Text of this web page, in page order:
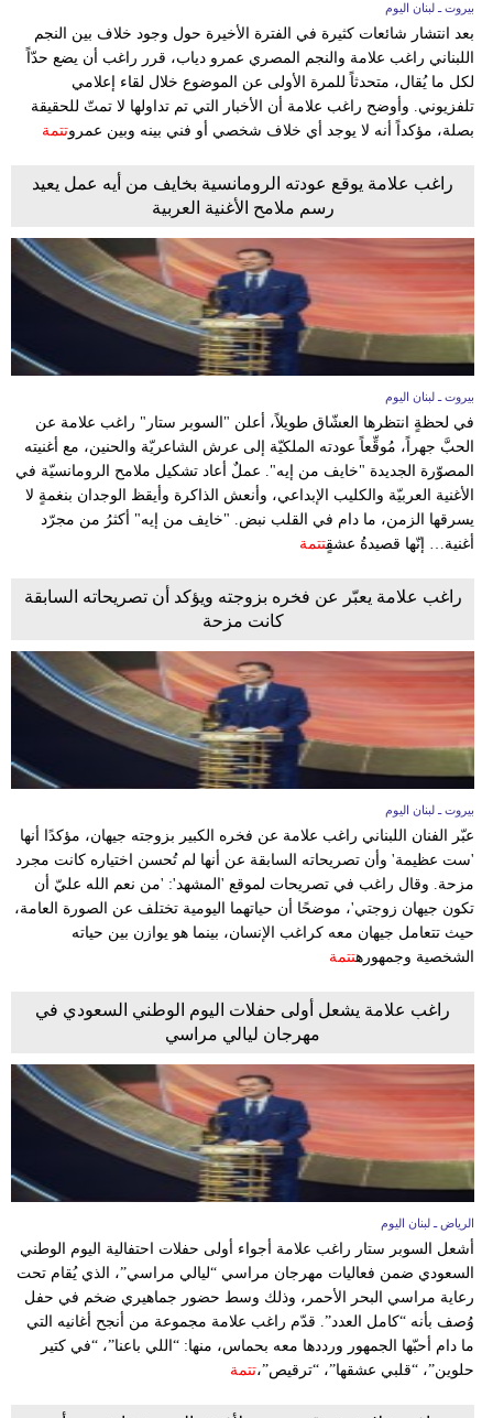
وتكنولوجيا
مدوَّنات
أبراج
فيديو
سيارات
بيروت ـ لبنان اليوم
بعد انتشار شائعات كثيرة في الفترة الأخيرة حول وجود خلاف بين النجم
اللبناني راغب علامة والنجم المصري عمرو دياب، قرر راغب أن يضع حدّاً
لكل ما يُقال، متحدثاً للمرة الأولى عن الموضوع خلال لقاء إعلامي
تلفزيوني. وأوضح راغب علامة أن الأخبار التي تم تداولها لا تمتّ للحقيقة
بصلة، مؤكداً أنه لا يوجد أي خلاف شخصي أو فني بينه وبين عمروتتمة
راغب علامة يوقع عودته الرومانسية بخايف من أيه عمل يعيد
رسم ملامح الأغنية العربية
بيروت ـ لبنان اليوم
في لحظةٍ انتظرها العشّاق طويلاً، أعلن "السوبر ستار" راغب علامة عن
الحبَّ جهراً، مُوقِّعاً عودته الملكيّة إلى عرش الشاعريّة والحنين، مع أغنيته
المصوّرة الجديدة "خايف من إيه". عملٌ أعاد تشكيل ملامح الرومانسيّة في
الأغنية العربيّة والكليب الإبداعي، وأنعش الذاكرة وأيقظ الوجدان بنغمةٍ لا
يسرقها الزمن، ما دام في القلب نبض. "خايف من إيه" أكثرُ من مجرّد
أغنية… إنّها قصيدةُ عشقٍتتمة
راغب علامة يعبّر عن فخره بزوجته ويؤكد أن تصريحاته السابقة
كانت مزحة
بيروت ـ لبنان اليوم
عبّر الفنان اللبناني راغب علامة عن فخره الكبير بزوجته جيهان، مؤكدًا أنها
'ست عظيمة' وأن تصريحاته السابقة عن أنها لم تُحسن اختياره كانت مجرد
مزحة. وقال راغب في تصريحات لموقع 'المشهد': 'من نعم الله عليّ أن
تكون جيهان زوجتي'، موضحًا أن حياتهما اليومية تختلف عن الصورة العامة،
حيث تتعامل جيهان معه كراغب الإنسان، بينما هو يوازن بين حياته
الشخصية وجمهورهتتمة
راغب علامة يشعل أولى حفلات اليوم الوطني السعودي في
مهرجان ليالي مراسي
الرياض ـ لبنان اليوم
أشعل السوبر ستار راغب علامة أجواء أولى حفلات احتفالية اليوم الوطني
السعودي ضمن فعاليات مهرجان مراسي “ليالي مراسي”، الذي يُقام تحت
رعاية مراسي البحر الأحمر، وذلك وسط حضور جماهيري ضخم في حفل
وُصف بأنه “كامل العدد”. قدّم راغب علامة مجموعة من أنجح أغانيه التي
ما دام أحبّها الجمهور ورددها معه بحماس، منها: “اللي باعنا”، “في كتير
حلوين”، “قلبي عشقها”، “ترقيص”،تتمة